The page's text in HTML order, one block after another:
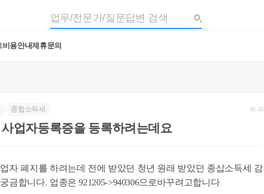
비용안내제휴문의
종합소득세 01-16
업자등록증을 등록하려는데요
자 폐지를 하려는데 전에 받았던 청년 원래 받았던 종삽소득세 감
금합니다. 업종은 921205->940306으로바꾸려고합니다